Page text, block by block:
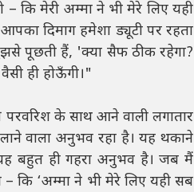
कि मेरी अम्मा ने भी मेरे लिए यही
दिमाग हमेशा ड्यूटी पर रहता
पूछती हैं, 'क्या सैफ ठीक रहेगा?
ही होऊँगी।"
के साथ आने वाली लगातार
वाला अनुभव रहा है। यह थकाने
बहुत ही गहरा अनुभव है। जब मैं
कि ‘अम्मा ने भी मेरे लिए यही सब